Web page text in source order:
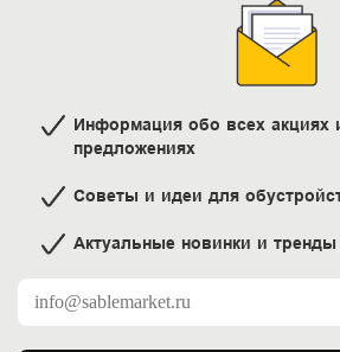
Информация обо всех акциях
предложениях
Советы и идеи для
Актуальные новинки и тренды